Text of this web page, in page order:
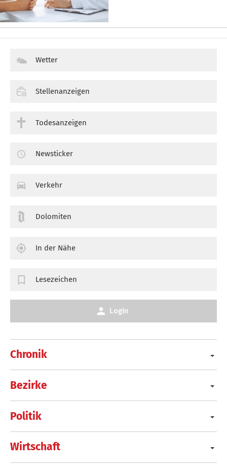
Chronik
Bezirke
Politik
Wirtschaft
Wetter
Stellenanzeigen
Todesanzeigen
Newsticker
Verkehr
Dolomiten
In der Nähe
Lesezeichen
Login